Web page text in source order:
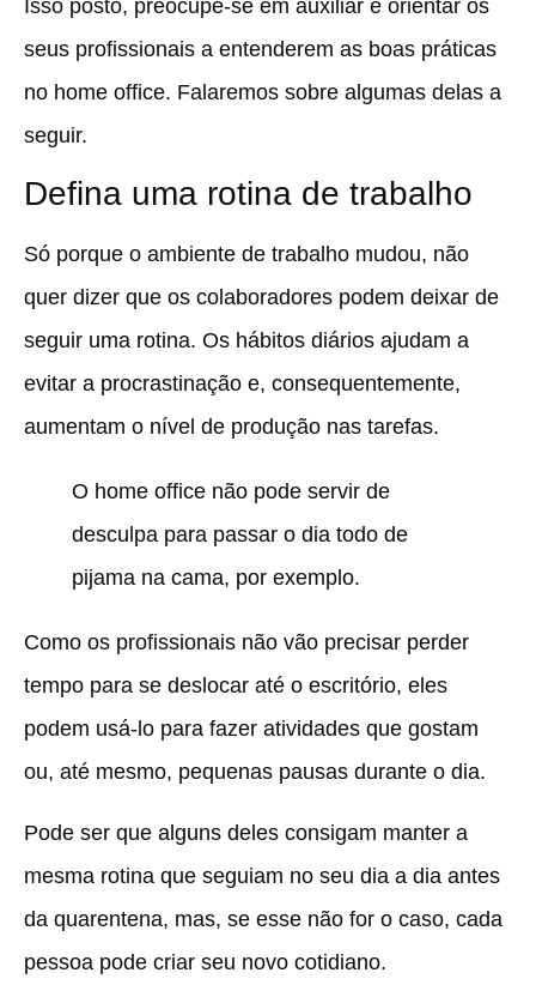
Isso posto, preocupe-se em auxiliar e orientar os
seus profissionais a entenderem as boas práticas
no home office. Falaremos sobre algumas delas a
seguir.
Defina uma rotina de trabalho
Só porque o ambiente de trabalho mudou, não
quer dizer que os colaboradores podem deixar de
seguir uma rotina. Os hábitos diários ajudam a
evitar a procrastinação e, consequentemente,
aumentam o nível de produção nas tarefas.
O home office não pode servir de
desculpa para passar o dia todo de
pijama na cama, por exemplo.
Como os profissionais não vão precisar perder
tempo para se deslocar até o escritório, eles
podem usá-lo para fazer atividades que gostam
ou, até mesmo, pequenas pausas durante o dia.
Pode ser que alguns deles consigam manter a
mesma rotina que seguiam no seu dia a dia antes
da quarentena, mas, se esse não for o caso, cada
pessoa pode criar seu novo cotidiano.